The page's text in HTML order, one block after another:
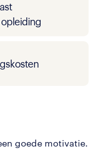
goede motivatie.